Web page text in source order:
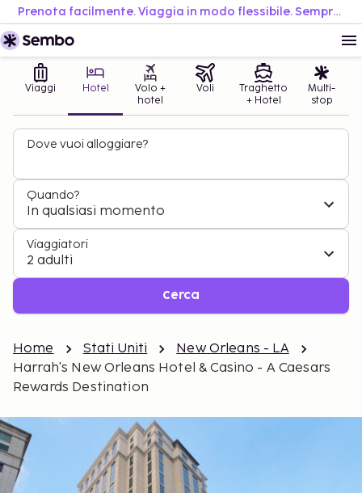
Prenota facilmente. Viaggia in modo flessibile. Sempre al miglior prezzo.
Viaggi Hotel
Volo +
hotel
Voli
Traghetto
+ Hotel
Multi-
stop
Dove vuoi alloggiare?
Quando?
In qualsiasi momento
Viaggiatori
2 adulti
Cerca
Home Stati Uniti
New Orleans - LA
Harrah's New Orleans Hotel & Casino - A Caesars
Rewards Destination